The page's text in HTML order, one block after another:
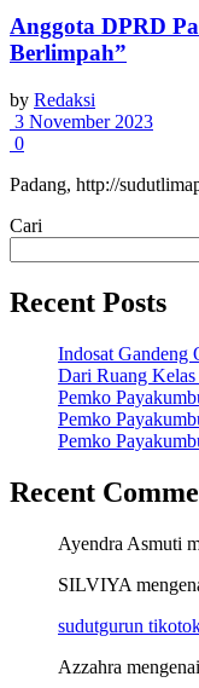
Anggota DPRD
Berlimpah”
by Redaksi
3 November 2023
0
Padang, http://
Cari
Recent Posts
Indosat
Dari Ruang
Pemko
Pemko
Pemko
Recent
Ayendra Asmuti
SILVIYA
sudutgurun
Azzahra mengenai